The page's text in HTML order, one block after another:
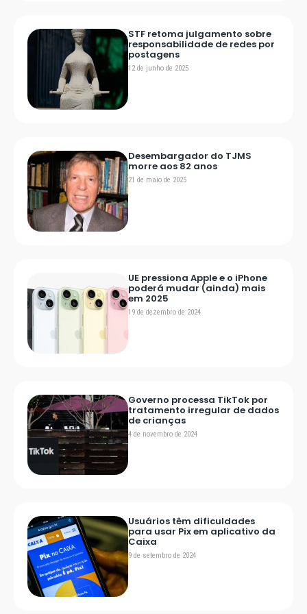
STF retoma julgamento sobre
responsabilidade de redes por
postagens
12 de junho de 2025
Desembargador do TJMS
morre aos 82 anos
21 de maio de 2025
UE pressiona Apple e o iPhone
poderá mudar (ainda) mais
em 2025
19 de dezembro de 2024
Governo processa TikTok por
tratamento irregular de dados
de crianças
4 de novembro de 2024
Usuários têm dificuldades
para usar Pix em aplicativo da
Caixa
9 de setembro de 2024